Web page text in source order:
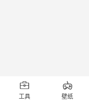

工具

壁纸